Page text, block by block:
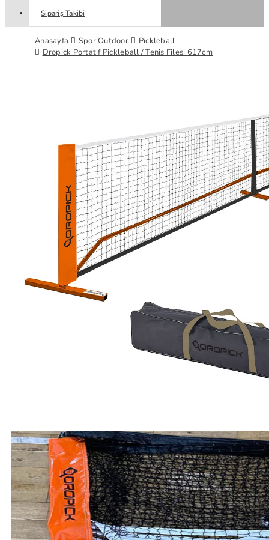
Sipariş Takibi
Anasayfa Spor Outdoor
Pickleball
Dropick Portatif Pickleball / Tenis Filesi 617cm